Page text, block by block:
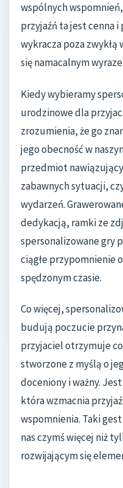
wspólnych
przyjaźń ta jest cenna
wykracza poza
się namacalnym
Kiedy wybieramy
urodzinowe dla
zrozumienia, że go
jego obecność w
przedmiot
zabawnych sytuacji,
wydarzeń.
dedykacją, ramki ze
spersonalizowane gry
ciągłe przypomnienie
spędzonym czasie.
Co więcej,
budują poczucie
przyjaciel otrzymuje
stworzone z myślą o
doceniony i ważny.
która wzmacnia
wspomnienia. Taki
nas czymś więcej niż
rozwijającym się